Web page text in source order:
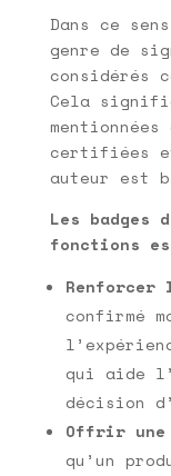
Dans ce
genre de
considérés
Cela
certifiées
auteur est
Les badges
fonctions
Renforcer
confirmé
qui aide
décision
Offrir une
qu’un